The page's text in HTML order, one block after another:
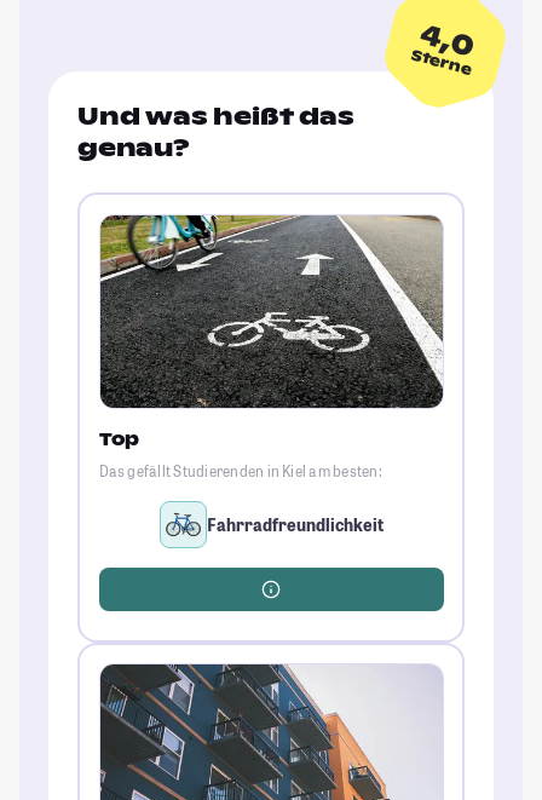
4,0
Sterne
Und was heißt das
genau?
Top
Das gefällt Studierenden in Kiel am besten:
Fahrradfreundlichkeit